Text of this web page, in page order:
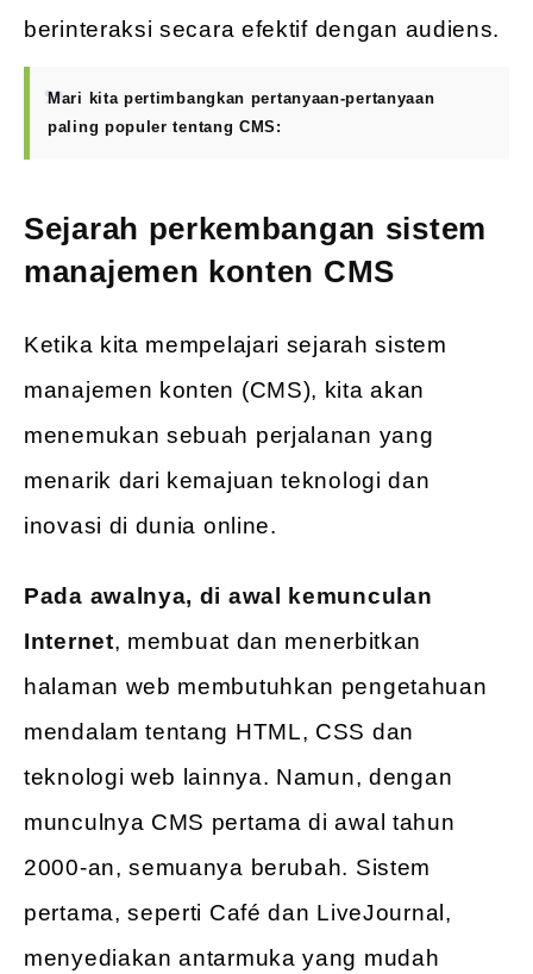
berinteraksi secara efektif dengan audiens.
Mari kita pertimbangkan pertanyaan-pertanyaan
paling populer tentang CMS:
Sejarah perkembangan sistem
manajemen konten CMS
Ketika kita mempelajari sejarah sistem
manajemen konten (CMS), kita akan
menemukan sebuah perjalanan yang
menarik dari kemajuan teknologi dan
inovasi di dunia online.
Pada awalnya, di awal kemunculan
Internet, membuat dan menerbitkan
halaman web membutuhkan pengetahuan
mendalam tentang HTML, CSS dan
teknologi web lainnya. Namun, dengan
munculnya CMS pertama di awal tahun
2000-an, semuanya berubah. Sistem
pertama, seperti Café dan LiveJournal,
menyediakan antarmuka yang mudah